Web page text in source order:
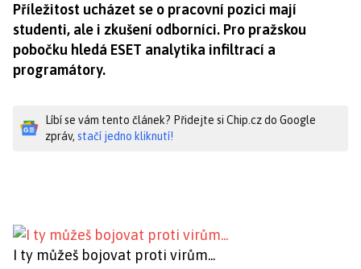
Příležitost ucházet se o pracovní pozici mají
studenti, ale i zkušení odborníci. Pro pražskou
pobočku hledá ESET analytika infiltrací a
programátory.
Líbí se vám tento článek? Přidejte si Chip.cz do Google
zpráv, stačí jedno kliknutí!
I ty můžeš bojovat proti virům...